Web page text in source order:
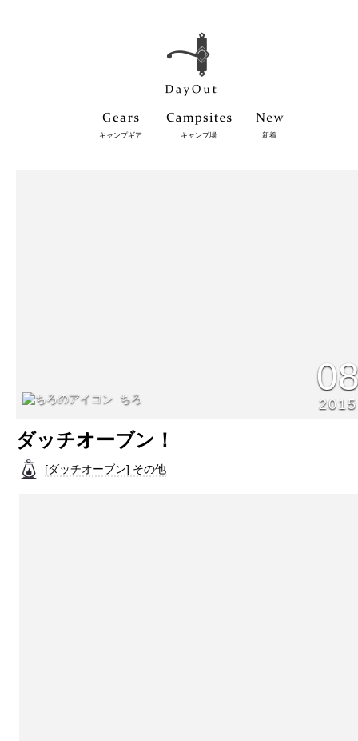
キャンプギア キャンプ場 新着
ちろ 2015
ダッチオーブン！
[ダッチオーブン] その他